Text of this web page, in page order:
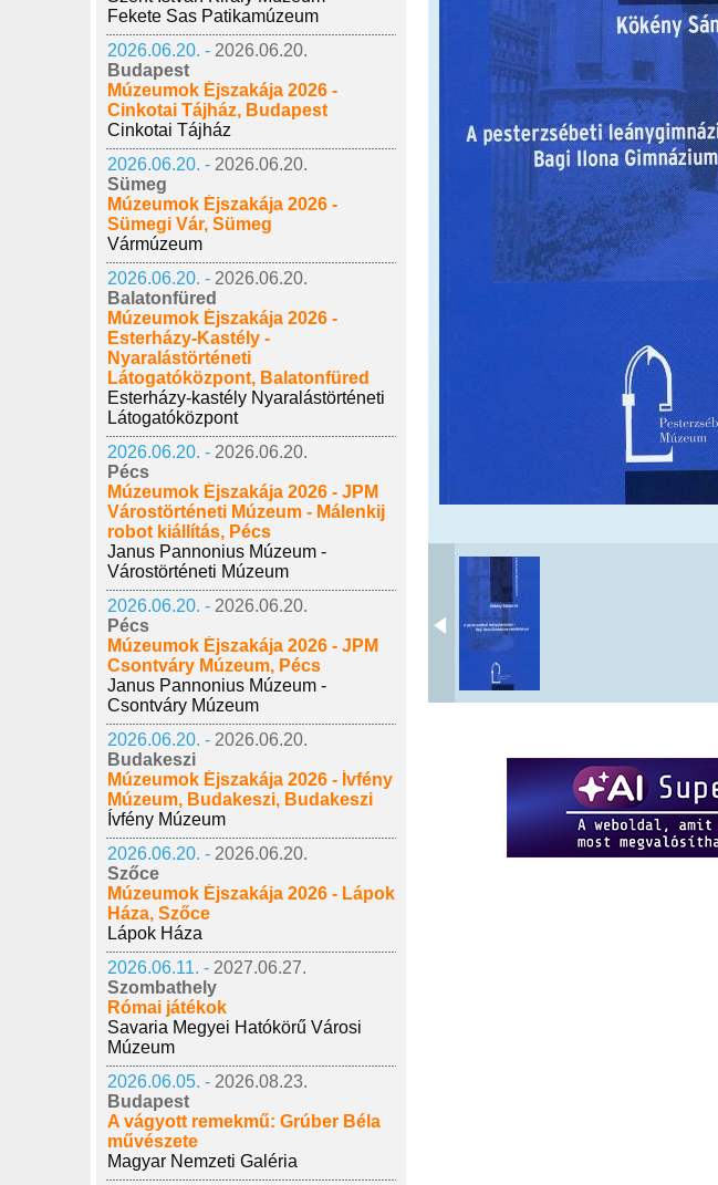
Fekete Sas Patikamúzeum
2026.06.20. - 2026.06.20.
Budapest
Múzeumok Éjszakája 2026 -
Cinkotai Tájház, Budapest
Cinkotai Tájház
2026.06.20. - 2026.06.20.
Sümeg
Múzeumok Éjszakája 2026 -
Sümegi Vár, Sümeg
Vármúzeum
2026.06.20. - 2026.06.20.
Balatonfüred
Múzeumok Éjszakája 2026 -
Esterházy-Kastély -
Nyaralástörténeti
Látogatóközpont, Balatonfüred
Esterházy-kastély Nyaralástörténeti
Látogatóközpont
2026.06.20. - 2026.06.20.
Pécs
Múzeumok Éjszakája 2026 - JPM
Várostörténeti Múzeum - Málenkij
robot kiállítás, Pécs
Janus Pannonius Múzeum -
Várostörténeti Múzeum
2026.06.20. - 2026.06.20.
Pécs
Múzeumok Éjszakája 2026 - JPM
Csontváry Múzeum, Pécs
Janus Pannonius Múzeum -
Csontváry Múzeum
2026.06.20. - 2026.06.20.
Budakeszi
Múzeumok Éjszakája 2026 - Ívfény
Múzeum, Budakeszi, Budakeszi
Ívfény Múzeum
2026.06.20. - 2026.06.20.
Szőce
Múzeumok Éjszakája 2026 - Lápok
Háza, Szőce
Lápok Háza
2026.06.11. - 2027.06.27.
Szombathely
Római játékok
Savaria Megyei Hatókörű Városi
Múzeum
2026.06.05. - 2026.08.23.
Budapest
A vágyott remekmű: Grúber Béla
művészete
Magyar Nemzeti Galéria